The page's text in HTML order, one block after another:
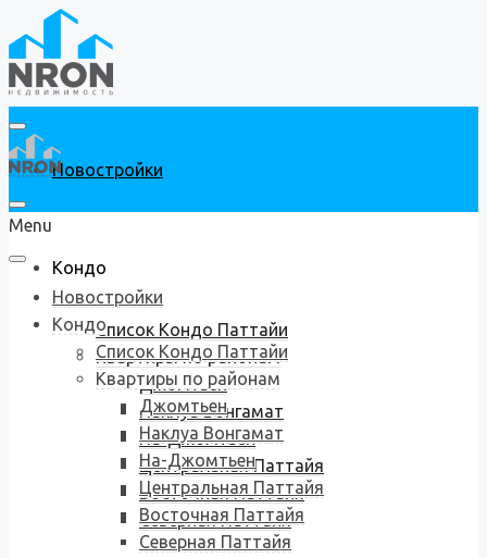
Новостройки
Кондо
Список Кондо Паттайи
Квартиры по районам
Джомтьен
Наклуа Вонгамат
На-Джомтьен
Центральная Паттайя
Восточная Паттайя
Северная Паттайя
Menu
Новостройки
Кондо
Список Кондо Паттайи
Квартиры по районам
Джомтьен
Наклуа Вонгамат
На-Джомтьен
Центральная Паттайя
Восточная Паттайя
Северная Паттайя